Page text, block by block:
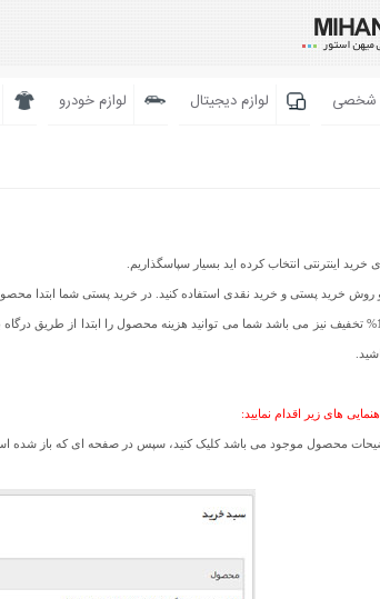
شخصی لوازم دیجیتال لوازم خودرو
اینترنتی انتخاب کرده اید بسیار سپاسگذاریم.
روش خرید پستی و خرید نقدی استفاده کنید. در خرید پستی شما ابتدا
در روش دوم یعنی خرید نقدی که شامل 10% تخفیف نیز می باشد شما می توانید هزینه
های زیر اقدام نمایید: